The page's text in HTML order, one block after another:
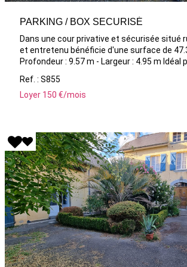
PARKING / BOX SECURISÉ
Dans une cour privative et sécurisée situé rue Lespy
et entretenu bénéficie d'une surface de 47.37m².
Profondeur : 9.57 m - Largeur : 4.95 m Idéal pour véhicule stocker un
Ref. : S855
Loyer 150 €/mois